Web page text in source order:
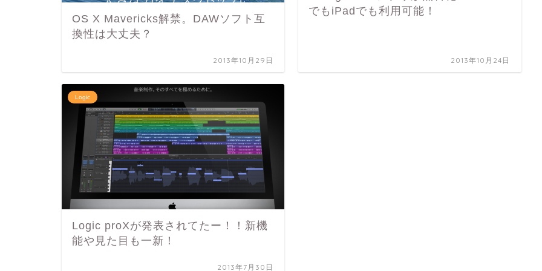
OS X Mavericks解禁。DAWソフト互
換性は大丈夫？
2013年10月29日
でもiPadでも利用可能！
2013年10月24日
Logic
Logic proXが発表されてたー！！新機
能や見た目も一新！
2013年7月30日